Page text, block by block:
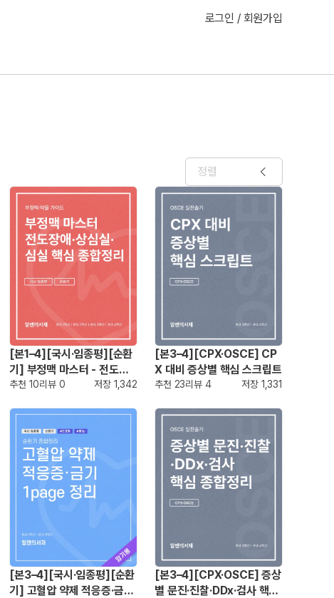
로그인 / 회원가입
정렬
[본1–4][국시·임종평][순환
기] 부정맥 마스터 - 전도장
애·상심실·심실 핵심 종합정
추천 10리뷰 0 저장 1,342
[본3–4][CPX·OSCE] CP
X 대비 증상별 핵심 스크립트
추천 23리뷰 4 저장 1,331
[본3–4][국시·임종평][순환
기] 고혈압 약제 적응증·금기
[본3–4][CPX·OSCE] 증상
별 문진·진찰·DDx·검사 핵심